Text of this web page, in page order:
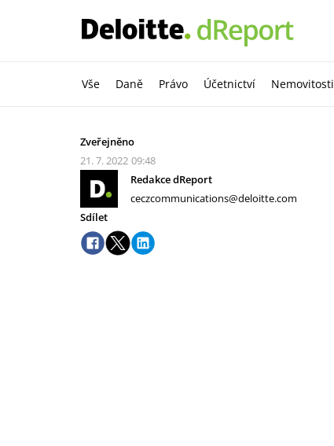
Vše Daně Právo Účetnictví Nemovitosti
Zveřejněno
21. 7. 2022 09:48
Redakce dReport
ceczcommunications@deloitte.com
Sdílet